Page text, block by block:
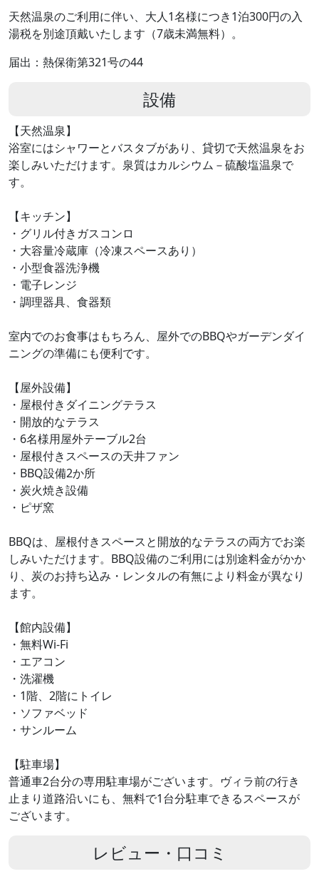
天然温泉のご利用に伴い、大人1名様につき1泊300円の入
湯税を別途頂戴いたします（7歳未満無料）。
届出：熱保衛第321号の44
設備
【天然温泉】
浴室にはシャワーとバスタブがあり、貸切で天然温泉をお
楽しみいただけます。泉質はカルシウム－硫酸塩温泉で
す。
【キッチン】
・グリル付きガスコンロ
・大容量冷蔵庫（冷凍スペースあり）
・小型食器洗浄機
・電子レンジ
・調理器具、食器類
室内でのお食事はもちろん、屋外でのBBQやガーデンダイ
ニングの準備にも便利です。
【屋外設備】
・屋根付きダイニングテラス
・開放的なテラス
・6名様用屋外テーブル2台
・屋根付きスペースの天井ファン
・BBQ設備2か所
・炭火焼き設備
・ピザ窯
BBQは、屋根付きスペースと開放的なテラスの両方でお楽
しみいただけます。BBQ設備のご利用には別途料金がかか
り、炭のお持ち込み・レンタルの有無により料金が異なり
ます。
【館内設備】
・無料Wi-Fi
・エアコン
・洗濯機
・1階、2階にトイレ
・ソファベッド
・サンルーム
【駐車場】
普通車2台分の専用駐車場がございます。ヴィラ前の行き
止まり道路沿いにも、無料で1台分駐車できるスペースが
ございます。
レビュー・口コミ